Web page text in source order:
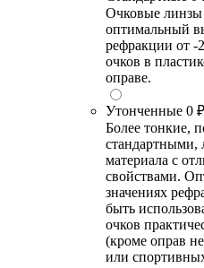
Очковые
оптимальный
рефракции от -
очков в
оправе.
Утонченные 0 ₽
Более тонкие,
стандартными,
материала с
свойствами.
значениях
быть
очков
(кроме оправ
или